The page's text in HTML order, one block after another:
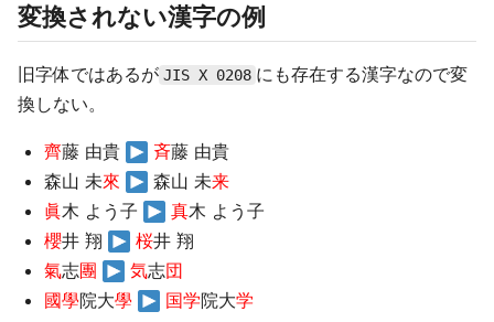
変換されない漢字の例
旧字体ではあるが JIS X 0208 にも存在する漢字なので変
換しない。
齊藤 由貴 斉藤 由貴
森山 未來 森山 未来
眞木 よう子 真木 よう子
櫻井 翔 桜井 翔
氣志團 気志団
國學院大學 国学院大学